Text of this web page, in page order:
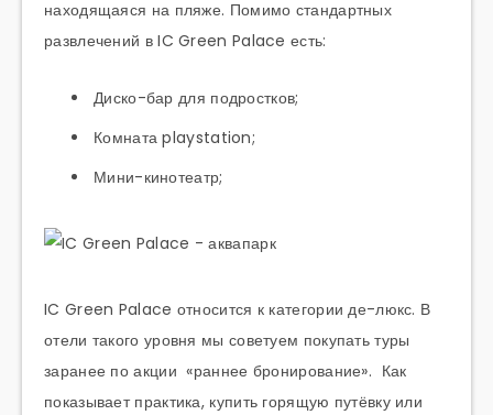
находящаяся на пляже. Помимо стандартных
развлечений в IC Green Palace есть:
Диско-бар для подростков;
Комната playstation;
Мини-кинотеатр;
IC Green Palace относится к категории де-люкс. В
отели такого уровня мы советуем покупать туры
заранее по акции «раннее бронирование». Как
показывает практика, купить горящую путёвку или